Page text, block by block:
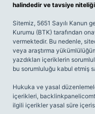
halindedir ve tavsiye niteliği
Sitemiz, 5651 Sayılı Kanun
Kurumu (BTK) tarafından
vermektedir. Bu nedenle,
veya araştırma
yazdıkları içeriklerin
bu sorumluluğu kabul etmiş
Hukuka ve yasal
içerikleri,
ilgili içerikler yasal süre